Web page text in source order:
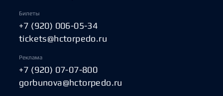
Билеты
+7 (920) 006-05-34
tickets@hctorpedo.ru
Реклама
+7 (920) 07-07-800
gorbunova@hctorpedo.ru